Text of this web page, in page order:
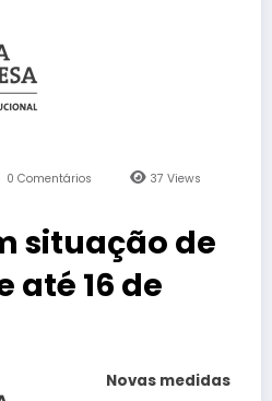
0 Comentários 37Views
situação de
16 de
Novas medidas